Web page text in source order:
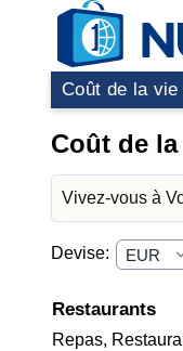
Coût de la vie
Coût de
Vivez-vous à
Devise:
Restaurants
Repas,